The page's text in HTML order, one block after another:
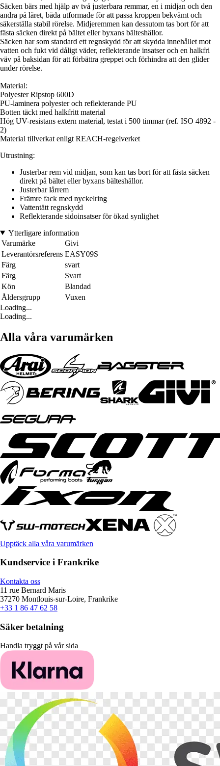
Säcken bärs med hjälp av två justerbara remmar, en i midjan och den
andra på låret, båda utformade för att passa kroppen bekvämt och
säkerställa stabil rörelse. Midjeremmen kan dessutom tas bort för att
fästa säcken direkt på bältet eller byxans bälteshällor.
Säcken har som standard ett regnskydd för att skydda innehållet mot
vatten och fukt vid dåligt väder, reflekterande insatser och en halkfri
väv på baksidan för att förbättra greppet och förhindra att den glider
under rörelse.
Material:
Polyester Ripstop 600D
PU-laminera polyester och reflekterande PU
Botten täckt med halkfritt material
Hög UV-resistans extern material, testat i 500 timmar (ref. ISO 4892 -
2)
Material tillverkat enligt REACH-regelverket
Utrustning:
Justerbar rem vid midjan, som kan tas bort för att fästa säcken
direkt på bältet eller byxans bälteshällor.
Justerbar lårrem
Främre fack med nyckelring
Vattentätt regnskydd
Reflekterande sidoinsatser för ökad synlighet
Ytterligare information
Varumärke
Givi
Leverantörsreferens EASY09S
Färg
svart
Färg
Svart
Kön
Blandad
Åldersgrupp
Vuxen
Loading...
Loading...
Alla våra varumärken
Upptäck alla våra varumärken
Kundservice i Frankrike
Kontakta oss
11 rue Bernard Maris
37270 Montlouis-sur-Loire, Frankrike
+33 1 86 47 62 58
Säker betalning
Handla tryggt på vår sida